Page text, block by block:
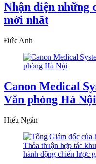
Nhận diện những
mới nhất
Đức Anh
Canon Medical
Văn phòng Hà Nội
Hiếu Ngân